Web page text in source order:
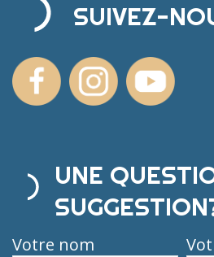
SUIVEZ-
UNE
Votre nom